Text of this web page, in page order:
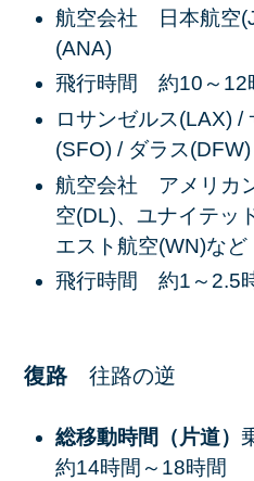
航空会社 日本航空
(ANA)
飛行時間 約10～12
ロサンゼルス(LAX) /
(SFO) / ダラス
航空会社 アメリカ
空(DL)、ユナイテッ
エスト航空(WN)など
飛行時間 約1～2.5
復路往路の逆
総移動時間（片道）
約14時間～18時間